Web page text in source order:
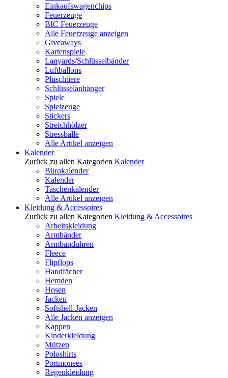
Einkaufswagenchips
Feuerzeuge
BIC Feuerzeuge
Alle Feuerzeuge anzeigen
Giveaways
Kartenspiele
Lanyards/Schlüsselbänder
Luftballons
Plüschtiere
Schlüsselanhänger
Spiele
Spielzeuge
Stickers
Streichhölzer
Stressbälle
Alle Artikel anzeigen
Kalender
Zurück zu allen Kategorien Kalender
Bürokalender
Kalender
Taschenkalender
Alle Artikel anzeigen
Kleidung & Accessoires
Zurück zu allen Kategorien Kleidung & Accessoires
Arbeitskleidung
Armbänder
Armbanduhren
Fleece
Flipflops
Handfächer
Hemden
Hosen
Jacken
Softshell-Jacken
Alle Jacken anzeigen
Kappen
Kinderkleidung
Mützen
Poloshirts
Portmonees
Regenkleidung